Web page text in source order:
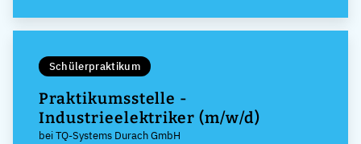
Schülerpraktikum
Praktikumsstelle -
Industrieelektriker (m/w/d)
bei TQ-Systems Durach GmbH